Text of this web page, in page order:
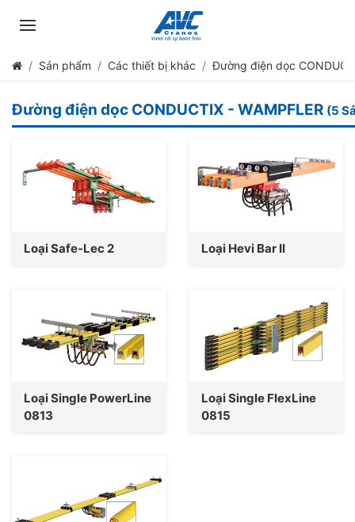
Sản phẩm Các thiết bị khác Đường điện dọc
Đường điện dọc CONDUCTIX - WAMPFLER (5
Loại Safe-Lec 2 Loại Hevi Bar II
Loại Single PowerLine
0813
Loại Single FlexLine
0815